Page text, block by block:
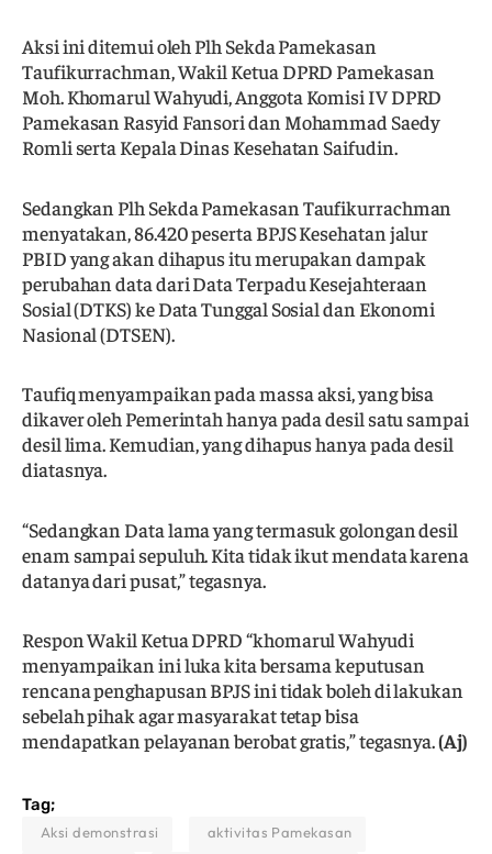
Aksi ini ditemui oleh Plh Sekda Pamekasan
Taufikurrachman, Wakil Ketua DPRD Pamekasan
Moh. Khomarul Wahyudi, Anggota Komisi IV DPRD
Pamekasan Rasyid Fansori dan Mohammad Saedy
Romli serta Kepala Dinas Kesehatan Saifudin.
Sedangkan Plh Sekda Pamekasan Taufikurrachman
menyatakan, 86.420 peserta BPJS Kesehatan jalur
PBID yang akan dihapus itu merupakan dampak
perubahan data dari Data Terpadu Kesejahteraan
Sosial (DTKS) ke Data Tunggal Sosial dan Ekonomi
Nasional (DTSEN).
Taufiq menyampaikan pada massa aksi, yang bisa
dikaver oleh Pemerintah hanya pada desil satu sampai
desil lima. Kemudian, yang dihapus hanya pada desil
diatasnya.
“Sedangkan Data lama yang termasuk golongan desil
enam sampai sepuluh. Kita tidak ikut mendata karena
datanya dari pusat,” tegasnya.
Respon Wakil Ketua DPRD “khomarul Wahyudi
menyampaikan ini luka kita bersama keputusan
rencana penghapusan BPJS ini tidak boleh di lakukan
sebelah pihak agar masyarakat tetap bisa
mendapatkan pelayanan berobat gratis,” tegasnya.(Aj)
Tag;
Aksi demonstrasi aktivitas Pamekasan